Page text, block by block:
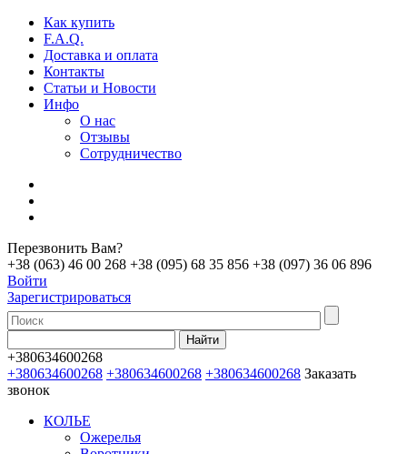
Как купить
F.A.Q.
Доставка и оплата
Контакты
Статьи и Новости
Инфо
О нас
Отзывы
Сотрудничество
Перезвонить Вам?
+38 (063) 46 00 268 +38 (095) 68 35 856 +38 (097) 36 06 896
Войти
Зарегистрироваться
+380634600268
+380634600268 +380634600268 +380634600268 Заказать
звонок
КОЛЬЕ
Ожерелья